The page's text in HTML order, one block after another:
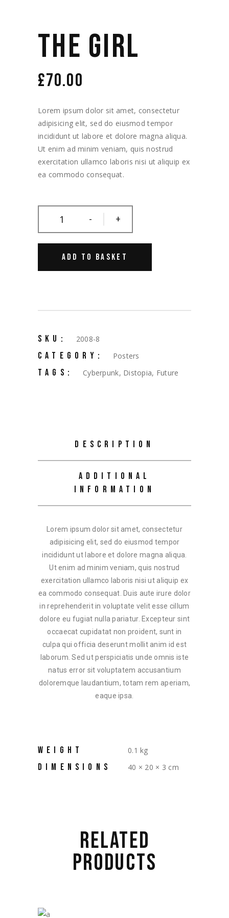
THE GIRL
£70.00
Lorem ipsum dolor sit amet, consectetur
adipisicing elit, sed do eiusmod tempor
incididunt ut labore et dolore magna aliqua.
Ut enim ad minim veniam, quis nostrud
exercitation ullamco laboris nisi ut aliquip ex
ea commodo consequat.
- +
ADD TO BASKET
SKU: 2008-8
CATEGORY: Posters
TAGS: Cyberpunk, Distopia, Future
DESCRIPTION
ADDITIONAL
INFORMATION
Lorem ipsum dolor sit amet, consectetur
adipisicing elit, sed do eiusmod tempor
incididunt ut labore et dolore magna aliqua.
Ut enim ad minim veniam, quis nostrud
exercitation ullamco laboris nisi ut aliquip ex
ea commodo consequat. Duis aute irure dolor
in reprehenderit in voluptate velit esse cillum
dolore eu fugiat nulla pariatur. Excepteur sint
occaecat cupidatat non proident, sunt in
culpa qui officia deserunt mollit anim id est
laborum. Sed ut perspiciatis unde omnis iste
natus error sit voluptatem accusantium
doloremque laudantium, totam rem aperiam,
eaque ipsa.
WEIGHT 0.1 kg
DIMENSIONS 40 × 20 × 3 cm
RELATED
PRODUCTS